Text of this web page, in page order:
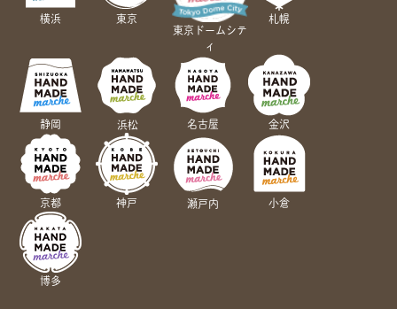
横浜
東京
東京ドームシテ
ィ
札幌
静岡 浜松 名古屋 金沢
京都 神戸 瀬戸内 小倉
博多